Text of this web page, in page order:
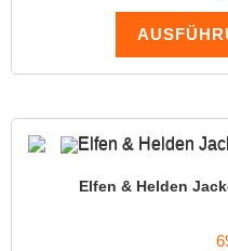
Elfen & Helden